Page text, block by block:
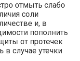
отмыть слабо
соли
и, в
пополнить
от протечек
в случае утечки